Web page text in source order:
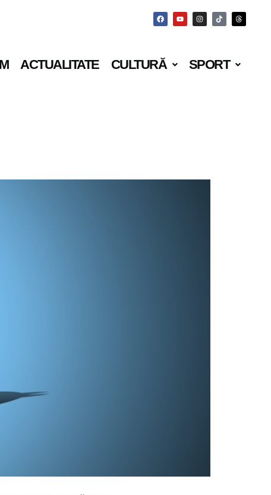
ACTUALITATE CULTURĂ SPORT